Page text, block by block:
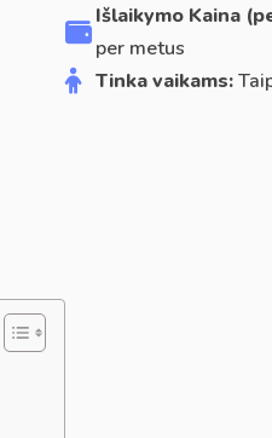
Išlaikymo Kaina
per metus
Tinka vaikams: